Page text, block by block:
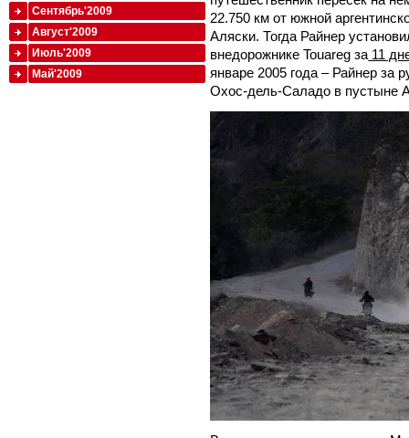
22.750 км от южной
Аляски. Тогда Райнер
внедорожнике Touareg за 11
январе 2005 года – Райнер за
Охос-дель-Саладо в пустыне
Сентябрь'2009
Август'2009
Июль'2009
Май'2009